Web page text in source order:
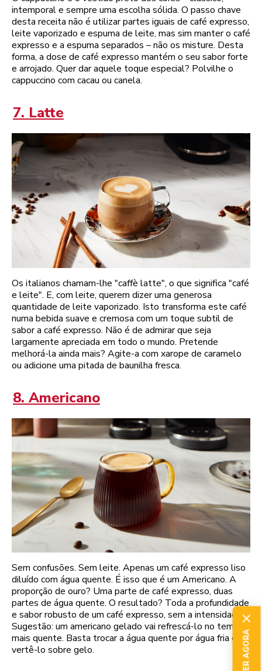
intemporal e sempre uma escolha sólida. O passo chave
desta receita não é utilizar partes iguais de café expresso,
leite vaporizado e espuma de leite, mas sim manter o café
expresso e a espuma separados – não os misture. Desta
forma, a dose de café expresso mantém o seu sabor forte
e arrojado. Quer dar aquele toque especial? Polvilhe o
cappuccino com cacau ou canela.
7. Latte
Os italianos chamam-lhe "caffè latte", o que significa "café
e leite". E, com leite, querem dizer uma generosa
quantidade de leite vaporizado. Isto transforma este café
numa bebida suave e cremosa com um toque subtil de
sabor a café expresso. Não é de admirar que seja
largamente apreciada em todo o mundo. Pretende
melhorá-la ainda mais? Agite-a com xarope de caramelo
ou adicione uma pitada de baunilha fresca.
8. Americano
Sem confusões. Sem leite. Apenas um café expresso liso
diluído com água quente. É isso que é um Americano. A
proporção de ouro? Uma parte de café expresso, duas
partes de água quente. O resultado? Toda a profundidade
e sabor robusto de um café expresso, sem a intensidade.
Sugestão: um americano gelado vai refrescá-lo no tempo
mais quente. Basta trocar a água quente por água fria e
vertê-lo sobre gelo.